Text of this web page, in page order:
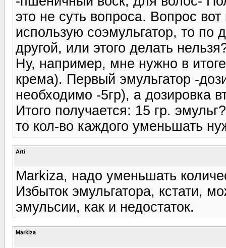
это не суть вопроса. Вопрос
использую соэмульгатор, то по
другой, или этого делать
Ну, например, мне нужно в
крема). Первый эмульгатор -
необходимо -5гр), а дозировка
Итого получается: 15 гр.
то кол-во каждого уменьшать
Arti
Markiza, надо уменьшать
Избыток эмульгатора, кстати,
эмульсии, как и недостаток.
Markiza